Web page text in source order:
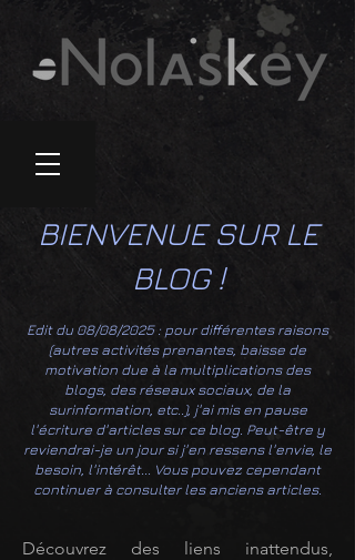
BIENVENUE SUR LE
BLOG !
Edit du 08/08/2025 : pour différentes raisons
(autres activités prenantes, baisse de
motivation due à la multiplications des
blogs, des réseaux sociaux, de la
surinformation, etc..), j'ai mis en pause
l'écriture d'articles sur ce blog. Peut-être y
reviendrai-je un jour si j'en ressens l'envie, le
besoin, l'intérêt... Vous pouvez cependant
continuer à consulter les anciens articles.
Découvrez des liens inattendus,